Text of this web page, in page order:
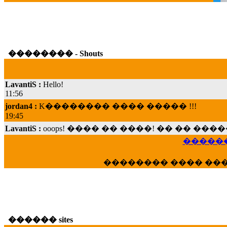
�������� - Shouts
11:56
jordan4 :
19:45
LavantiS :
���; ���� ��� ��� �������� ����
veronica :E���� 2012 ��� ����� ���
�������� ����
������ sites